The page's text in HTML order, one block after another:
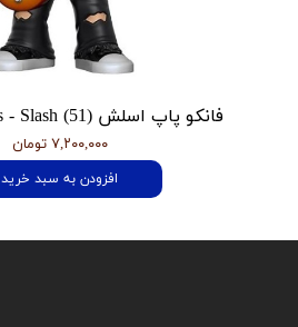
فانکو پاپ اسلش Guns 'N Roses - Slash (51)
۷,۲۰۰,۰۰۰ تومان
افزودن به سبد خرید